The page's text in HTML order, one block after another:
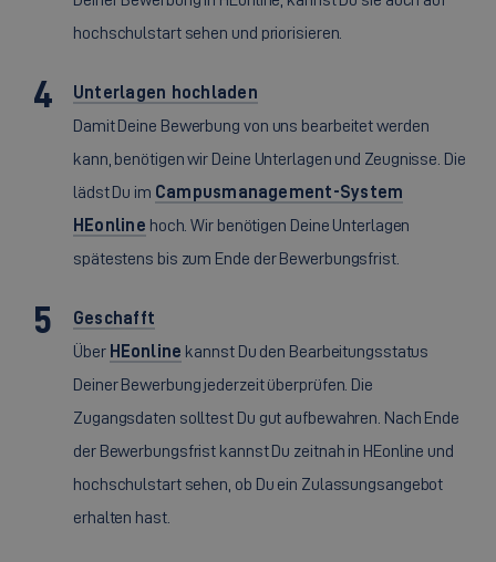
hochschulstart sehen und priorisieren.
Unterlagen hochladen
Damit Deine Bewerbung von uns bearbeitet werden
kann, benötigen wir Deine Unterlagen und Zeugnisse. Die
lädst Du im Campusmanagement-System
HEonline hoch. Wir benötigen Deine Unterlagen
spätestens bis zum Ende der Bewerbungsfrist.
Geschafft
Über HEonline kannst Du den Bearbeitungsstatus
Deiner Bewerbung jederzeit überprüfen. Die
Zugangsdaten solltest Du gut aufbewahren. Nach Ende
der Bewerbungsfrist kannst Du zeitnah in HEonline und
hochschulstart sehen, ob Du ein Zulassungsangebot
erhalten hast.